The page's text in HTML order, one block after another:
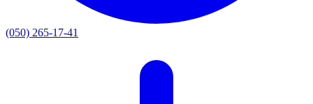
(050) 265-17-41